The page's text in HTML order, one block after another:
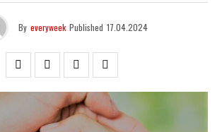
By everyweek Published 17.04.2024